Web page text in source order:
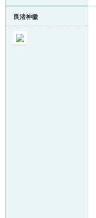
良渚神徽